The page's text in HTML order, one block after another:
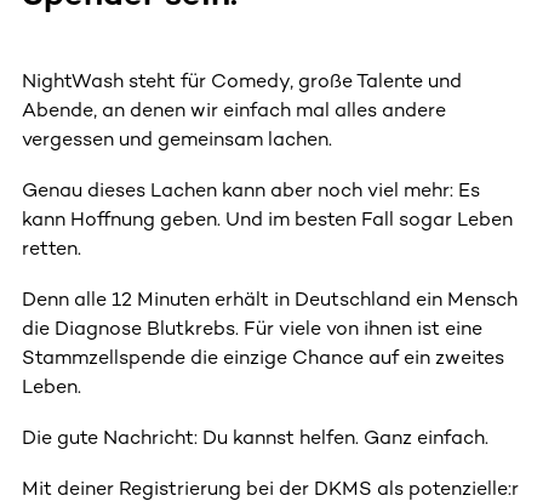
NightWash steht für Comedy, große Talente und
Abende, an denen wir einfach mal alles andere
vergessen und gemeinsam lachen.
Genau dieses Lachen kann aber noch viel mehr: Es
kann Hoffnung geben. Und im besten Fall sogar Leben
retten.
Denn alle 12 Minuten erhält in Deutschland ein Mensch
die Diagnose Blutkrebs. Für viele von ihnen ist eine
Stammzellspende die einzige Chance auf ein zweites
Leben.
Die gute Nachricht: Du kannst helfen. Ganz einfach.
Mit deiner Registrierung bei der DKMS als potenzielle:r